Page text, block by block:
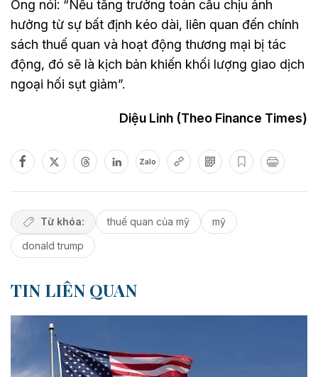
Ông nói: “Nếu tăng trưởng toàn cầu chịu ảnh
hưởng từ sự bất định kéo dài, liên quan đến chính
sách thuế quan và hoạt động thương mại bị tác
động, đó sẽ là kịch bản khiến khối lượng giao dịch
ngoại hối sụt giảm”.
Diệu Linh (Theo Finance Times)
Zalo
Từ khóa: thuế quan của mỹ
mỹ
donald trump
TIN LIÊN QUAN